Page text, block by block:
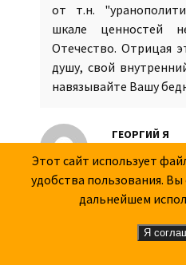
от т.н.
шкале ценностей
Отечество. Отрицая
душу, свой
навязывайте Вашу
ГЕОРГИЙ Я
ВЛАДИСЛАВу - Это не
сегодня, а
В Империи все
занимают
Этот сайт использует
удобства пользования.
дальнейшем
Я